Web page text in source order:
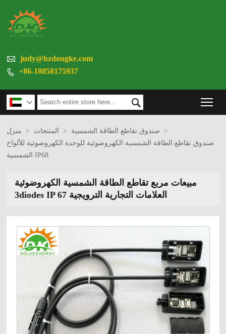
 judy@hzdongke.com
 +86-18058175937
 
منزل > المنتجات > صندوق تقاطع الطاقة الشمسية
>
صندوق تقاطع الطاقة الشمسية الكهروضوئية للوحدة الكهروضوئية للألواح
الشمسية IP68
مبيعات مربع تقاطع الطاقة الشمسية الكهروضوئية
3diodes IP 67 العلامات التجارية الترويجية